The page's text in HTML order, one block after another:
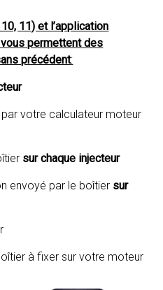
11) et l’application
permettent des
précédent:
votre calculateur moteur
sur chaque injecteur
envoyé par le boîtier sur
à fixer sur votre moteur